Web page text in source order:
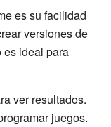
es su facilidad
versiones de
es ideal para
ver resultados.
juegos.